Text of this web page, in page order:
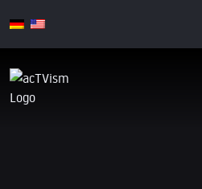
Wie Militärausgaben die